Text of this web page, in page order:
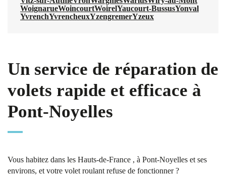
WoignarueWoincourtWoirelYaucourt-BussusYonval
YvrenchYvrencheuxYzengremerYzeux
Un service de réparation de
volets rapide et efficace à
Pont-Noyelles
Vous habitez dans les Hauts-de-France , à Pont-Noyelles et ses
environs, et votre volet roulant refuse de fonctionner ?